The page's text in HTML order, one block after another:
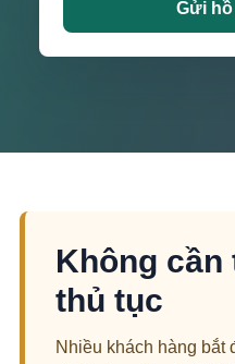
Gửi
Không cần
thủ tục
Nhiều khách hàng bắt